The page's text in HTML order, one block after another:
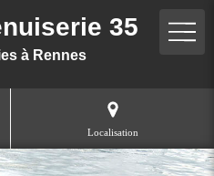
35
à Rennes
Localisation